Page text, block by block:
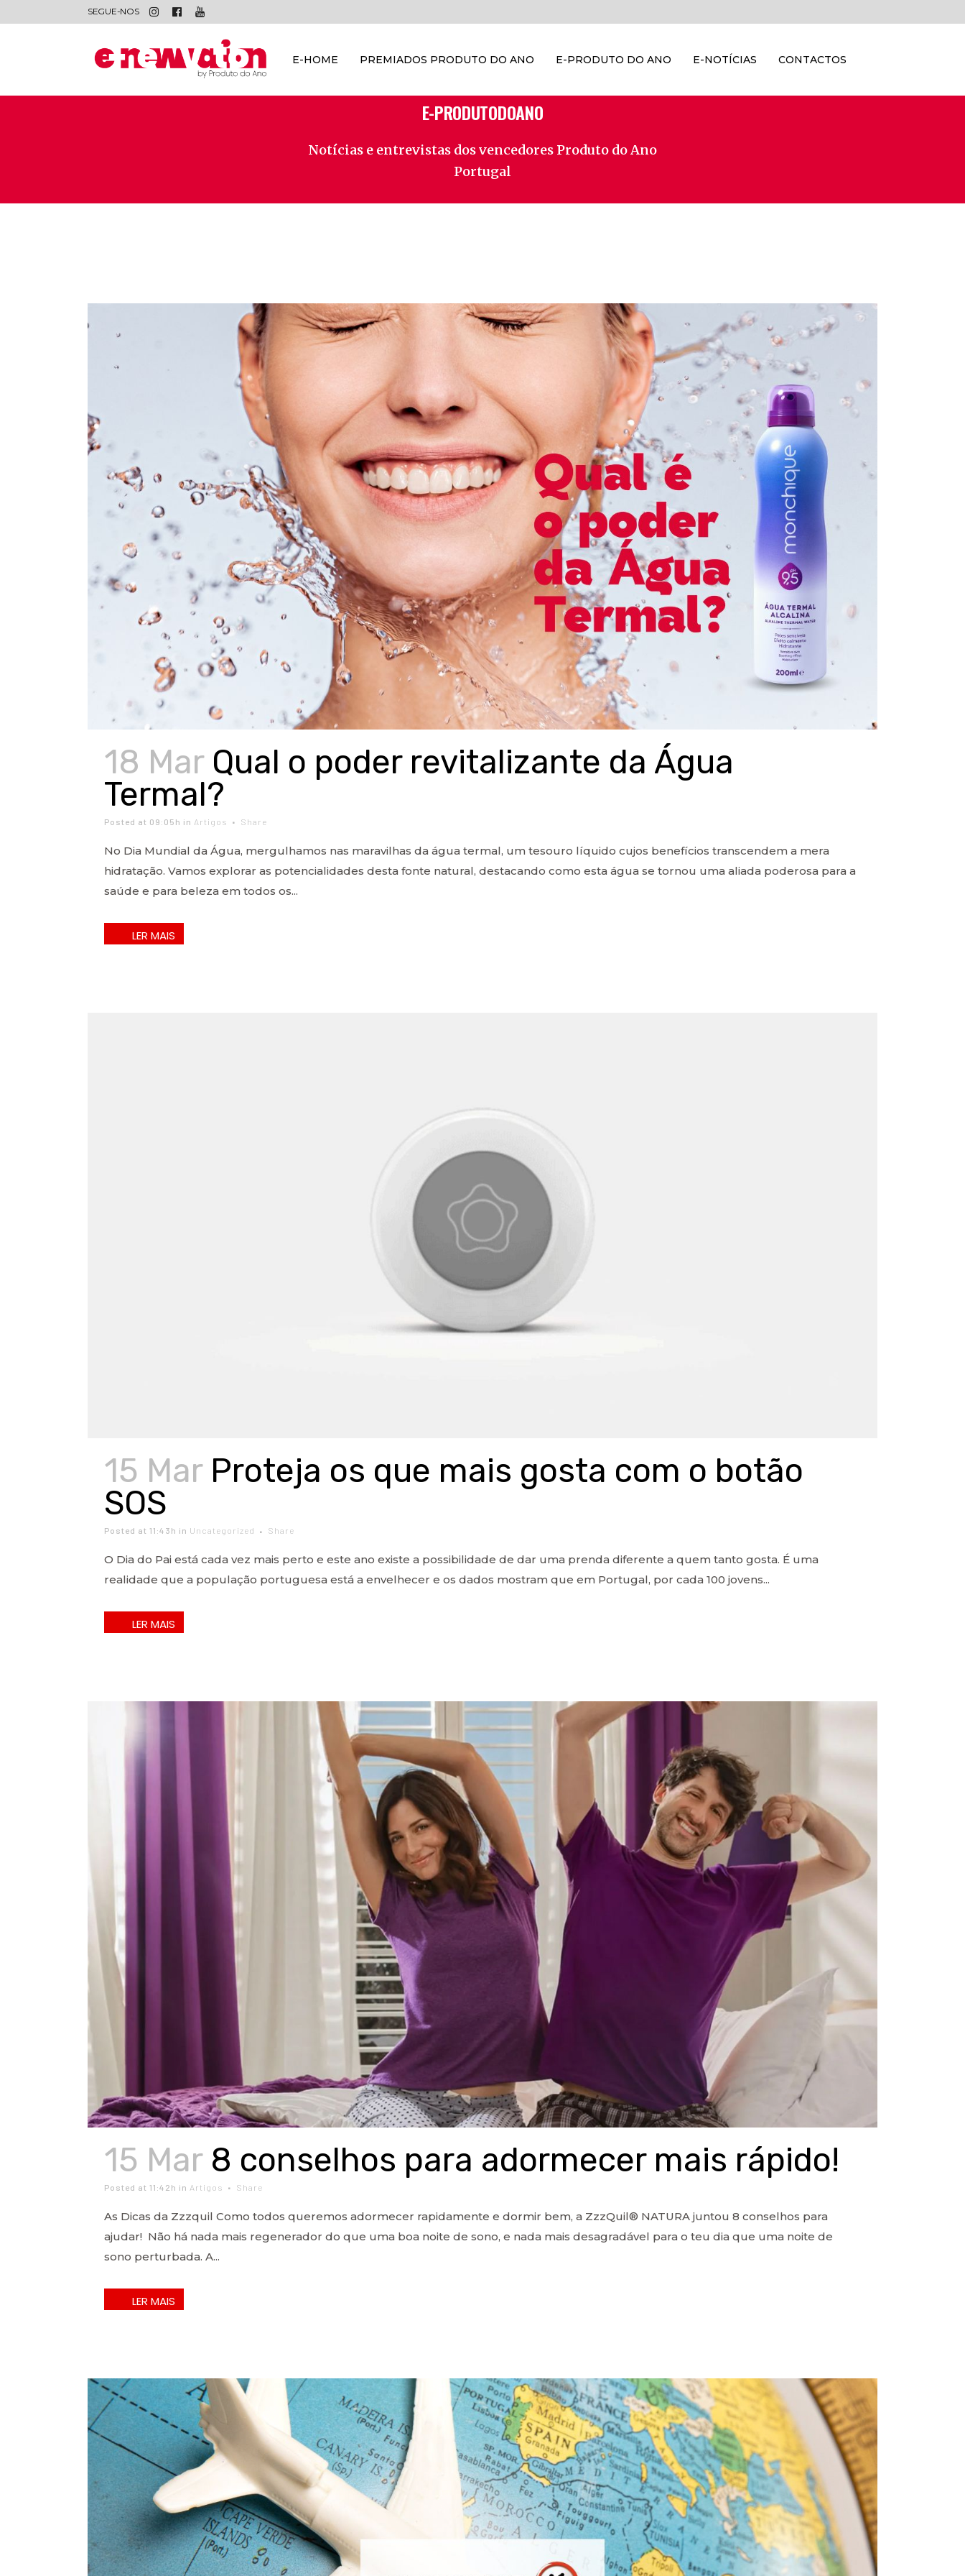
SEGUE-NOS
E-HOME PREMIADOS PRODUTO DO ANO E-PRODUTO DO ANO E-NOTÍCIAS CONTACTOS
E-PRODUTODOANO
Notícias e entrevistas dos vencedores Produto do Ano
Portugal
18 Mar Qual o poder revitalizante da Água
Termal?
Posted at 09:05h in Artigos Share
No Dia Mundial da Água, mergulhamos nas maravilhas da água termal, um tesouro líquido cujos benefícios transcendem a mera
hidratação. Vamos explorar as potencialidades desta fonte natural, destacando como esta água se tornou uma aliada poderosa para a
saúde e para beleza em todos os...
15 Mar Proteja os que mais gosta com o botão
SOS
Posted at 11:43h in Uncategorized Share
O Dia do Pai está cada vez mais perto e este ano existe a possibilidade de dar uma prenda diferente a quem tanto gosta. É uma
realidade que a população portuguesa está a envelhecer e os dados mostram que em Portugal, por cada 100 jovens...
15 Mar 8 conselhos para adormecer mais rápido!
Posted at 11:42h in Artigos Share
As Dicas da Zzzquil Como todos queremos adormecer rapidamente e dormir bem, a ZzzQuil® NATURA juntou 8 conselhos para
ajudar! Não há nada mais regenerador do que uma boa noite de sono, e nada mais desagradável para o teu dia que uma noite de
sono perturbada. A...